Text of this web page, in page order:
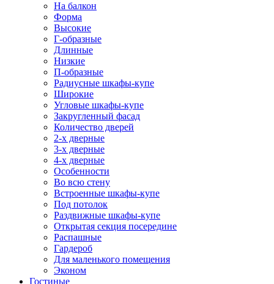
На балкон
Форма
Высокие
Г-образные
Длинные
Низкие
П-образные
Радиусные шкафы-купе
Широкие
Угловые шкафы-купе
Закругленный фасад
Количество дверей
2-х дверные
3-х дверные
4-х дверные
Особенности
Во всю стену
Встроенные шкафы-купе
Под потолок
Раздвижные шкафы-купе
Открытая секция посередине
Распашные
Гардероб
Для маленького помещения
Эконом
Гостиные